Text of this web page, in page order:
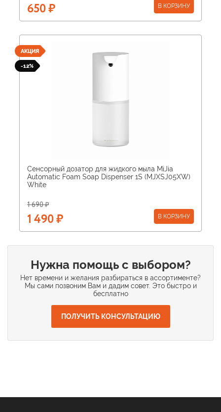
650 ₽ В КОРЗИНУ
АКЦИЯ
-12%
Сенсорный дозатор для жидкого мыла MiJia
Automatic Foam Soap Dispenser 1S (MJXSJ05XW)
White
1 690 ₽
1 490 ₽ В КОРЗИНУ
Нужна помощь с выбором?
Нет времени и желания разбираться в ассортименте?
Мы сами позвоним Вам и дадим совет. Это быстро и
бесплатно
ПОЛУЧИТЬ КОНСУЛЬТАЦИЮ